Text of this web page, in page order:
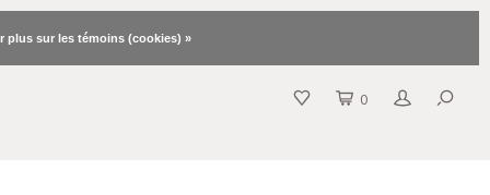
0
plus sur les témoins (cookies) »